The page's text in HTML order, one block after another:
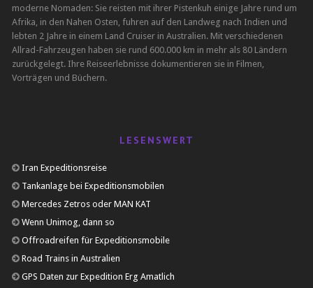
moderne Nomaden: Sie reisten mit ihrer Pistenkuh einige Jahre rund um
Afrika, in den Nahen Osten, fuhren auf den Landweg nach Indien und
lebten 2 Jahre in einem Land Cruiser in Australien. Mit verschiedenen
Allrad-Fahrzeugen haben sie rund 600.000 km in mehr als 80 Ländern
zurückgelegt. Ihre Reiseerlebnisse dokumentieren sie in Filmen,
Vorträgen und Büchern.
LESENSWERT
Iran Expeditionsreise
Tankanlage bei Expeditionsmobilen
Mercedes Zetros oder MAN KAT
Wenn Unimog, dann so
Offroadreifen für Expeditionsmobile
Road Trains in Australien
GPS Daten zur Expedition Erg Amatlich